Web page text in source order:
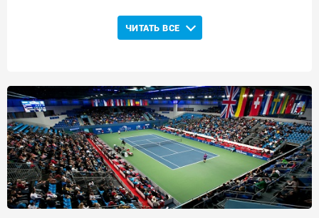
Волчков дошел до четвертьфинала. Первый круг
основной одиночки не покорился Волчкову и в
2012году Владимир Игнатик сумел пробиться во второй
круг одиночных соревнований, уступив в стартовой
встрече парного турнира. В2013году Игнатик преодолел
квалификационный отбор, однако уступил стартовый
матч основы. В парном разряде Владимир дошел до
четвертьфинала. В2014
году Игнатик проиграл в
решающем раунде квалификации. В
году в
соревнованиях впервые приняли участие сразу три
представителя нашей страны: Егор Герасимов,
ЧИТАТЬ ВСЕ